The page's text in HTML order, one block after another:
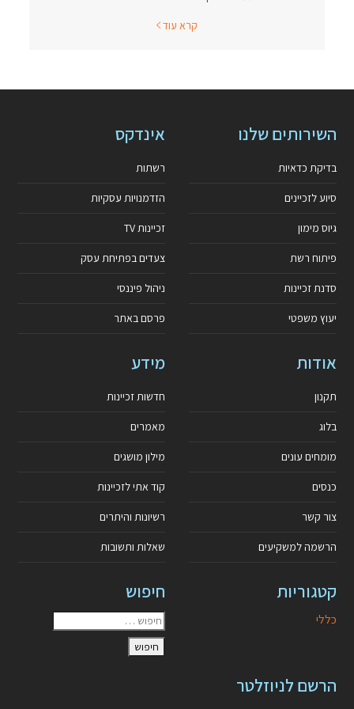
קרא עוד
השירותים שלנו
בדיקת כדאיות
סיוע לזכיינים
גיוס מימון
פיתוח רשת
סדנת זכיינות
יעוץ משפטי
אינדקס
רשתות
הזדמנויות עסקיות
זכיינות TV
צעדים בפתיחת עסק
ניהול פיננסי
פרסם באתר
אודות
תקנון
בלוג
מומחים עונים
כנסים
צור קשר
הרשמה למשקיעים
מידע
חדשות זכיינות
מאמרים
מילון מושגים
קוד אתי לזכיינות
רשיונות והיתרים
שאלות ותשובות
קטגוריות
כללי
חיפוש
הרשם לניוזלטר